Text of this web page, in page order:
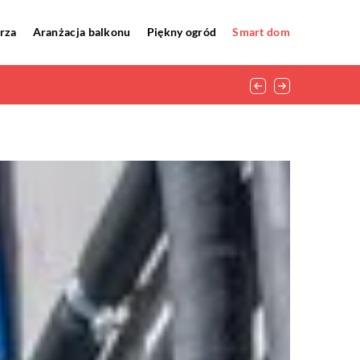
Aranżacja balkonu Piękny ogród Smart dom